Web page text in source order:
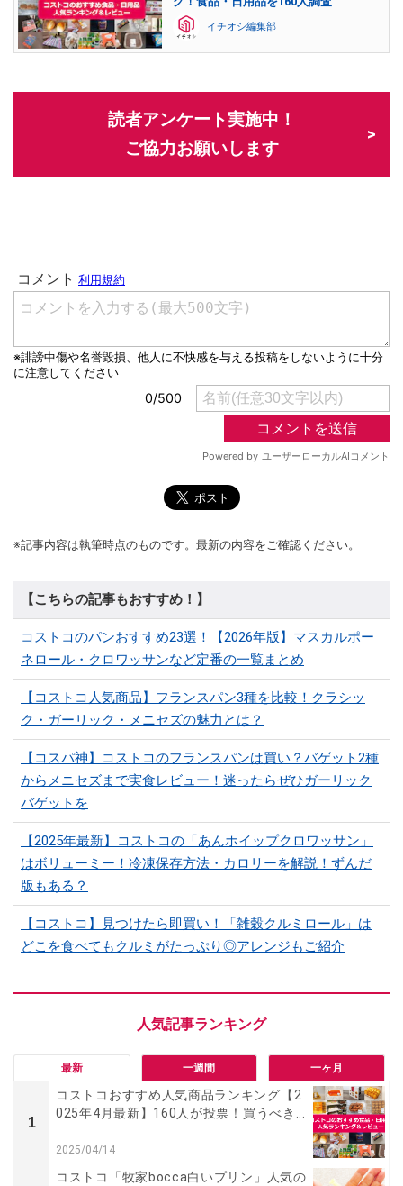
イチオシ編集部
読者アンケート実施中！
ご協力お願いします
※記事内容は執筆時点のものです。最新の内容をご確認ください。
【こちらの記事もおすすめ！】
コストコのパンおすすめ23選！【2026年版】マスカルポー
ネロール・クロワッサンなど定番の一覧まとめ
【コストコ人気商品】フランスパン3種を比較！クラシッ
ク・ガーリック・メニセズの魅力とは？
【コスパ神】コストコのフランスパンは買い？バゲット2種
からメニセズまで実食レビュー！迷ったらぜひガーリック
バゲットを
【2025年最新】コストコの「あんホイップクロワッサン」
はボリューミー！冷凍保存方法・カロリーを解説！ずんだ
版もある？
【コストコ】見つけたら即買い！「雑穀クルミロール」は
どこを食べてもクルミがたっぷり◎アレンジもご紹介
最新 一週間 一ヶ月
1
コストコおすすめ人気商品ランキング【2
025年4月最新】160人が投票！買うべき...
2025/04/14
コストコ「牧家bocca白いプリン」人気の